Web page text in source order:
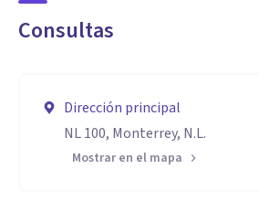
Consultas
Dirección principal
NL 100, Monterrey, N.L.
Mostrar en el mapa